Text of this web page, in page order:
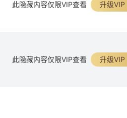
此隐藏内容仅限VIP查看 升级VIP
此隐藏内容仅限VIP查看 升级VIP